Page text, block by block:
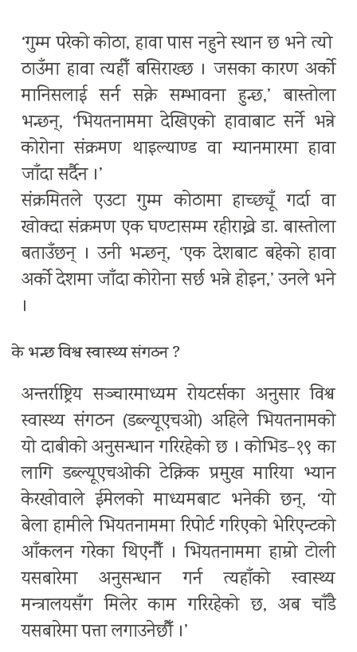
‘गुम्म परेको कोठा, हावा पास नहुने स्थान छ भने त्यो
ठाउँमा हावा त्यहीँ बसिराख्छ । जसका कारण अर्को
मानिसलाई सर्न सक्ने सम्भावना हुन्छ,’ बास्तोला
भन्छन्, ‘भियतनाममा देखिएको हावाबाट सर्ने भन्ने
कोरोना संक्रमण थाइल्याण्ड वा म्यानमारमा हावा
जाँदा सर्दैन ।’
संक्रमितले एउटा गुम्म कोठामा हाच्छ्यूँ गर्दा वा
खोक्दा संक्रमण एक घण्टासम्म रहीराख्ने डा. बास्तोला
बताउँछन् । उनी भन्छन्, ‘एक देशबाट बहेको हावा
अर्को देशमा जाँदा कोरोना सर्छ भन्ने होइन,’ उनले भने
।
के भन्छ विश्व स्वास्थ्य संगठन ?
अन्तर्राष्ट्रिय सञ्चारमाध्यम रोयटर्सका अनुसार विश्व
स्वास्थ्य संगठन (डब्ल्यूएचओ) अहिले भियतनामको
यो दाबीको अनुसन्धान गरिरहेको छ । कोभिड–१९ का
लागि डब्ल्यूएचओकी टेक्निक प्रमुख मारिया भ्यान
केरखोवाले ईमेलको माध्यमबाट भनेकी छन्, ‘यो
बेला हामीले भियतनाममा रिपोर्ट गरिएको भेरिएन्टको
आँकलन गरेका थिएनौँ । भियतनाममा हाम्रो टोली
यसबारेमा अनुसन्धान गर्न त्यहाँको स्वास्थ्य
मन्त्रालयसँग मिलेर काम गरिरहेको छ, अब चाँडै
यसबारेमा पत्ता लगाउनेछौँ ।’